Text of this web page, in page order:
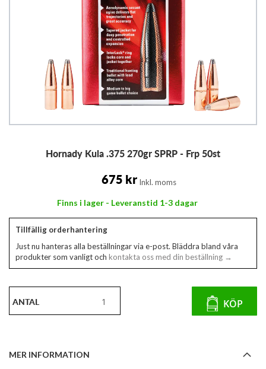
Hornady Kula .375 270gr SPRP - Frp 50st
675 kr Inkl. moms
Finns i lager - Leveranstid 1-3 dagar
Tillfällig orderhantering
Just nu hanteras alla beställningar via e-post. Bläddra bland våra
produkter som vanligt och kontakta oss med din beställning →
ANTAL KÖP
MER INFORMATION